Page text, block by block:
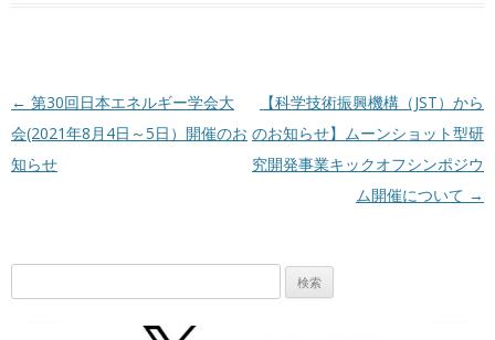
投稿ナビゲーション
← 第30回日本エネルギー学会大
会(2021年8月4日～5日）開催のお
知らせ
【科学技術振興機構（JST）から
のお知らせ】ムーンショット型研
究開発事業キックオフシンポジウ
ム開催について →
索: